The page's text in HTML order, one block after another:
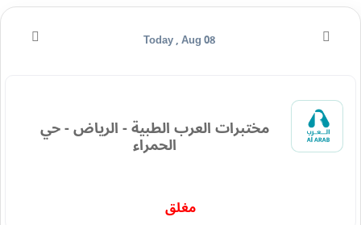
مختبرات العرب الطبية - الرياض - حي
الحمراء
مغلق